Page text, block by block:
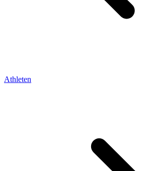
Athleten